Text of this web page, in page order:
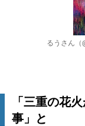
るうさん（
「三重の花
事」と